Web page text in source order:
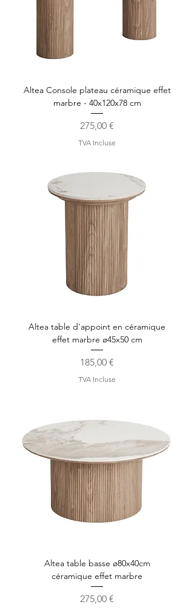
Altea Console plateau céramique effet
marbre - 40x120x78 cm
Prix
275,00 €
TVA Incluse
Altea table d'appoint en céramique
effet marbre ø45x50 cm
Prix
185,00 €
TVA Incluse
Altea table basse ø80x40cm
céramique effet marbre
Prix
275,00 €